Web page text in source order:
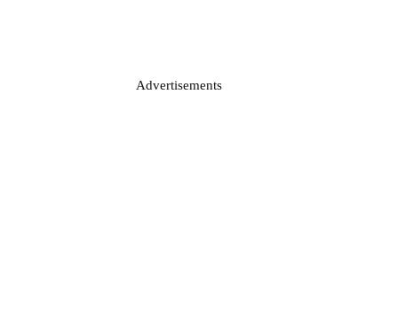
Advertisements